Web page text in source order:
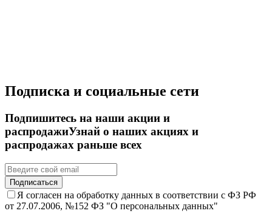
Подписка и социальные сети
Подпишитесь на наши акции и
распродажиУзнай о наших акциях и
распродажах раньше всех
Подписаться
Я согласен на обработку данных в соответствии с ФЗ РФ
от 27.07.2006, №152 ФЗ "О персональных данных"